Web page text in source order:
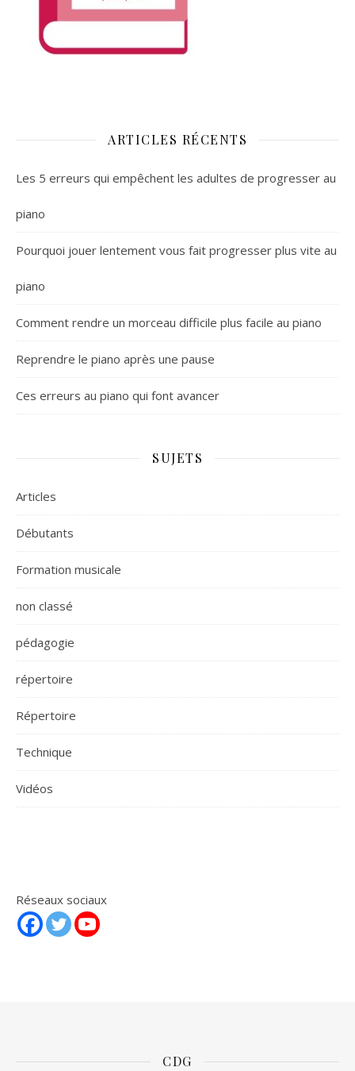
ARTICLES RÉCENTS
Les 5 erreurs qui empêchent les adultes de progresser au
piano
Pourquoi jouer lentement vous fait progresser plus vite au
piano
Comment rendre un morceau difficile plus facile au piano
Reprendre le piano après une pause
Ces erreurs au piano qui font avancer
SUJETS
Articles
Débutants
Formation musicale
non classé
pédagogie
répertoire
Répertoire
Technique
Vidéos
Réseaux sociaux
CDG